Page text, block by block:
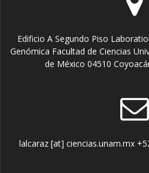
Edificio A Segundo Piso
Genómica Facultad de Ciencias
de México 04510
lalcaraz [at] ciencias.unam.mx